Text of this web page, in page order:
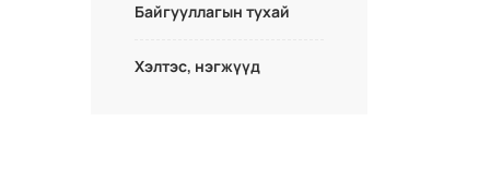
Байгууллагын тухай
Хэлтэс, нэгжүүд